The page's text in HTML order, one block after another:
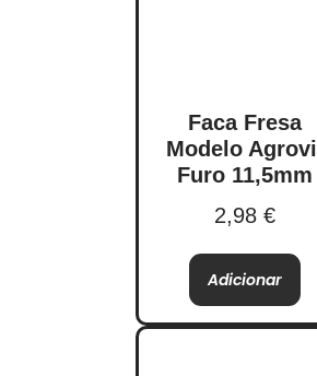
Faca Fresa
Modelo Agrovil
Furo 11,5mm
2,98 €
Adicionar